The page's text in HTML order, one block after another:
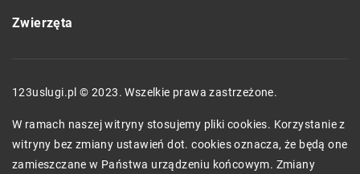
Zwierzęta
123uslugi.pl © 2023. Wszelkie prawa zastrzeżone.
W ramach naszej witryny stosujemy pliki cookies. Korzystanie z
witryny bez zmiany ustawień dot. cookies oznacza, że będą one
zamieszczane w Państwa urządzeniu końcowym. Zmiany